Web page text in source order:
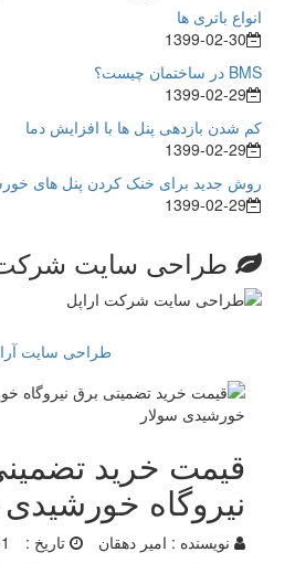
انواع باتری ها
1399-02-30
BMS در ساختمان چیست؟
1399-02-29
کم شدن بازدهی پنل ها با افزایش دما
1399-02-29
روش جدید برای خنک کردن پنل های
1399-02-29
طراحی سایت شرکت
طراحی سایت
قیمت خرید
نیروگاه خورشیدی
نویسنده : امیر دهقان تاریخ :